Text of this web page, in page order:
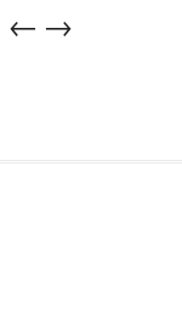
Articles
→
←